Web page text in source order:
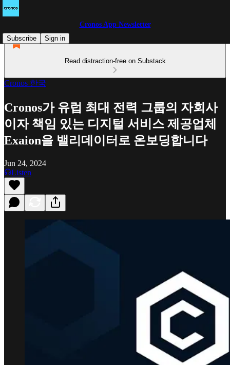
Cronos App Newsletter
Subscribe
Sign in
Read distraction-free on Substack
Cronos 한국
Cronos가 유럽 최대 전력 그룹의 자회사
이자 책임 있는 디지털 서비스 제공업체
Exaion을 밸리데이터로 온보딩합니다
Jun 24, 2024
Listen